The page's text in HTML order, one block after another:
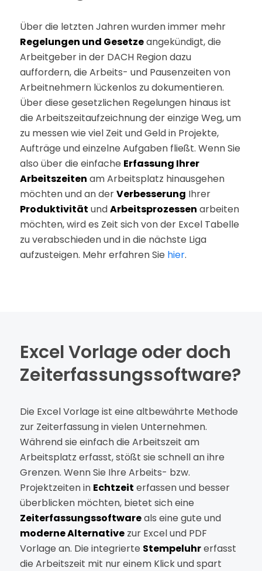
Über die letzten Jahren wurden immer mehr
Regelungen und Gesetzeangekündigt, die
Arbeitgeber in der DACH Region dazu
auffordern, die Arbeits- und Pausenzeiten von
Arbeitnehmern lückenlos zu dokumentieren.
Über diese gesetzlichen Regelungen hinaus ist
die Arbeitszeitaufzeichnung der einzige Weg, um
zu messen wie viel Zeit und Geld in Projekte,
Aufträge und einzelne Aufgaben fließt. Wenn Sie
also über die einfache Erfassung Ihrer
Arbeitszeiten am Arbeitsplatz hinausgehen
möchten und an derVerbesserung Ihrer
Produktivität undArbeitsprozessen arbeiten
möchten, wird es Zeit sich von der Excel Tabelle
zu verabschieden und in die nächste Liga
aufzusteigen. Mehr erfahren Sie hier.
Excel Vorlage oder doch
Zeiterfassungssoftware?
Die Excel Vorlage ist eine altbewährte Methode
zur Zeiterfassung in vielen Unternehmen.
Während sie einfach die Arbeitszeit am
Arbeitsplatz erfasst, stößt sie schnell an ihre
Grenzen. Wenn Sie Ihre Arbeits- bzw.
Projektzeiten in Echtzeit erfassen und besser
überblicken möchten, bietet sich eine
Zeiterfassungssoftwareals eine gute und
moderne Alternativezur Excel und PDF
Vorlage an. Die integrierte Stempeluhrerfasst
die Arbeitszeit mit nur einem Klick und spart